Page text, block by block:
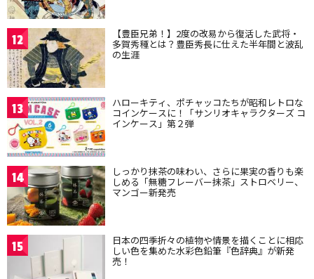
12 【豊臣兄弟！】2度の改易から復活した武将・
多賀秀種とは？豊臣秀長に仕えた半年間と波乱
の生涯
13 ハローキティ、ポチャッコたちが昭和レトロな
コインケースに！「サンリオキャラクターズ コ
インケース」第２弾
14 しっかり抹茶の味わい、さらに果実の香りも楽
しめる「無糖フレーバー抹茶」ストロベリー、
マンゴー新発売
15 日本の四季折々の植物や情景を描くことに相応
しい色を集めた水彩色鉛筆『色辞典』が新発
売！